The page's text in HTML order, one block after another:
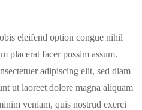
eleifend option congue nihil
placerat facer possim assum.
adipiscing elit, sed diam
ut laoreet dolore magna aliquam
veniam, quis nostrud exerci